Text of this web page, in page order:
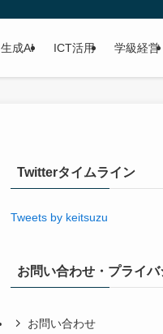
生成AI ICT活用 学級経営
Twitterタイムライン
Tweets by keitsuzu
お問い合わせ・プライ
お問い合わせ